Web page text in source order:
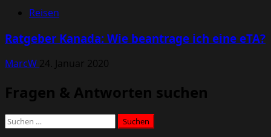
Reisen
Ratgeber Kanada: Wie beantrage ich eine eTA?
MarcW 24. Januar 2020
Fragen & Antworten suchen
Suchen